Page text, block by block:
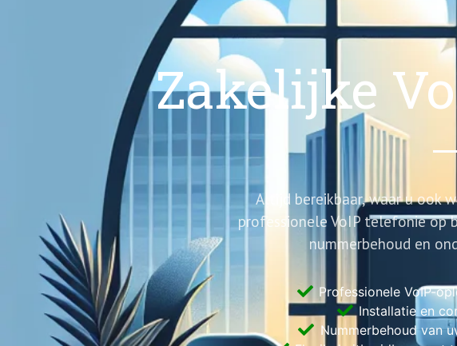
Zakelijke
Altijd bereikbaar, waar u ook
professionele VoIP telefonie op
nummerbehoud en
Professionele VoIP-
Installatie en
Nummerbehoud van